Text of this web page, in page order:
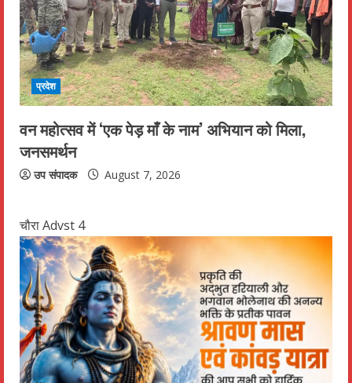
प्रदेश
वन महोत्सव में ‘एक पेड़ माँ के नाम’ अभियान को मिला,
जनसमर्थन
उप संपादक August 7, 2026
चौरा Advst 4